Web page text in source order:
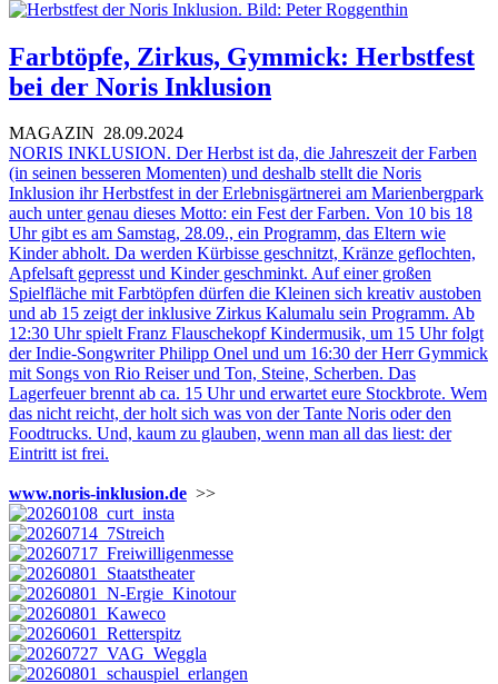
Farbtöpfe, Zirkus, Gymmick: Herbstfest
bei der Noris Inklusion
MAGAZIN 28.09.2024
NORIS INKLUSION. Der Herbst ist da, die Jahreszeit der Farben
(in seinen besseren Momenten) und deshalb stellt die Noris
Inklusion ihr Herbstfest in der Erlebnisgärtnerei am Marienbergpark
auch unter genau dieses Motto: ein Fest der Farben. Von 10 bis 18
Uhr gibt es am Samstag, 28.09., ein Programm, das Eltern wie
Kinder abholt. Da werden Kürbisse geschnitzt, Kränze geflochten,
Apfelsaft gepresst und Kinder geschminkt. Auf einer großen
Spielfläche mit Farbtöpfen dürfen die Kleinen sich kreativ austoben
und ab 15 zeigt der inklusive Zirkus Kalumalu sein Programm. Ab
12:30 Uhr spielt Franz Flauschekopf Kindermusik, um 15 Uhr folgt
der Indie-Songwriter Philipp Onel und um 16:30 der Herr Gymmick
mit Songs von Rio Reiser und Ton, Steine, Scherben. Das
Lagerfeuer brennt ab ca. 15 Uhr und erwartet eure Stockbrote. Wem
das nicht reicht, der holt sich was von der Tante Noris oder den
Foodtrucks. Und, kaum zu glauben, wenn man all das liest: der
Eintritt ist frei.
www.noris-inklusion.de >>